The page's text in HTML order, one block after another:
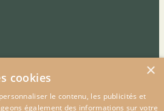
×
cookies
le contenu, les publicités et
également des informations sur votre